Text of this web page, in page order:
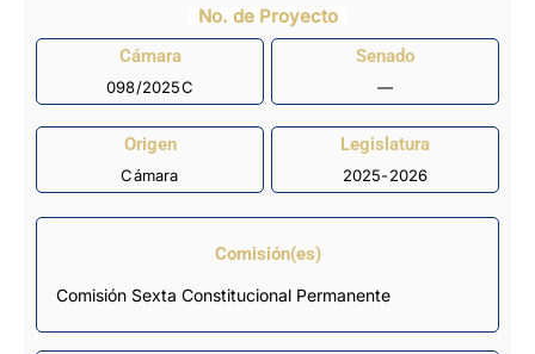
No. de Proyecto
Cámara
098/2025C
Senado
—
Origen
Cámara
Legislatura
2025-2026
Comisión(es)
Comisión Sexta Constitucional Permanente